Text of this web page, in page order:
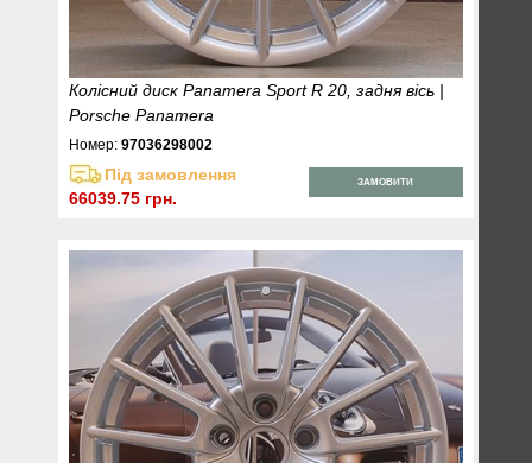
Колісний диск Panamera Sport R 20, задня вісь |
Porsche Panamera
Номер:97036298002
Під замовлення
66039.75 грн.
ЗАМОВИТИ